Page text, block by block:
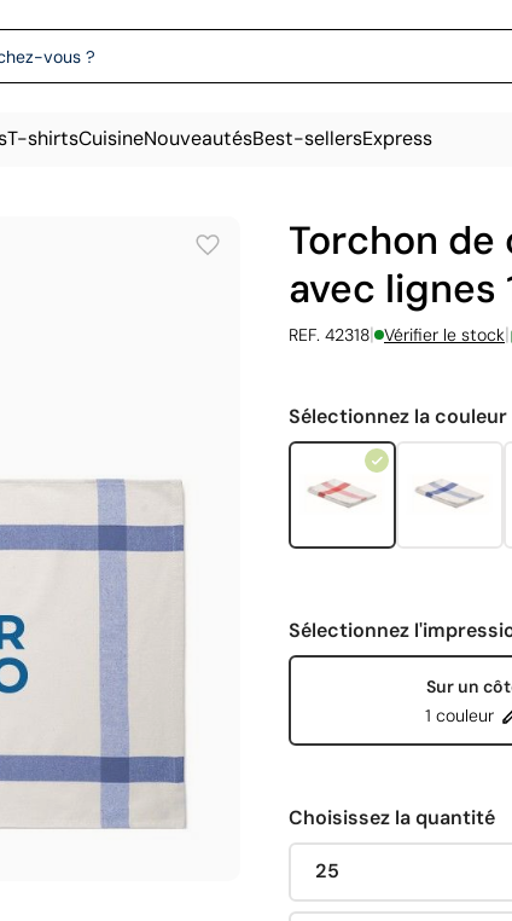
T-shirtsCuisineNouveautésBest-sellersExpress
Torchon
avec lignes
REF. 42318| Vérifier le stock|
Sélectionnez la couleur
Sélectionnez
Sur un
1 couleur
Choisissez la quantité
25